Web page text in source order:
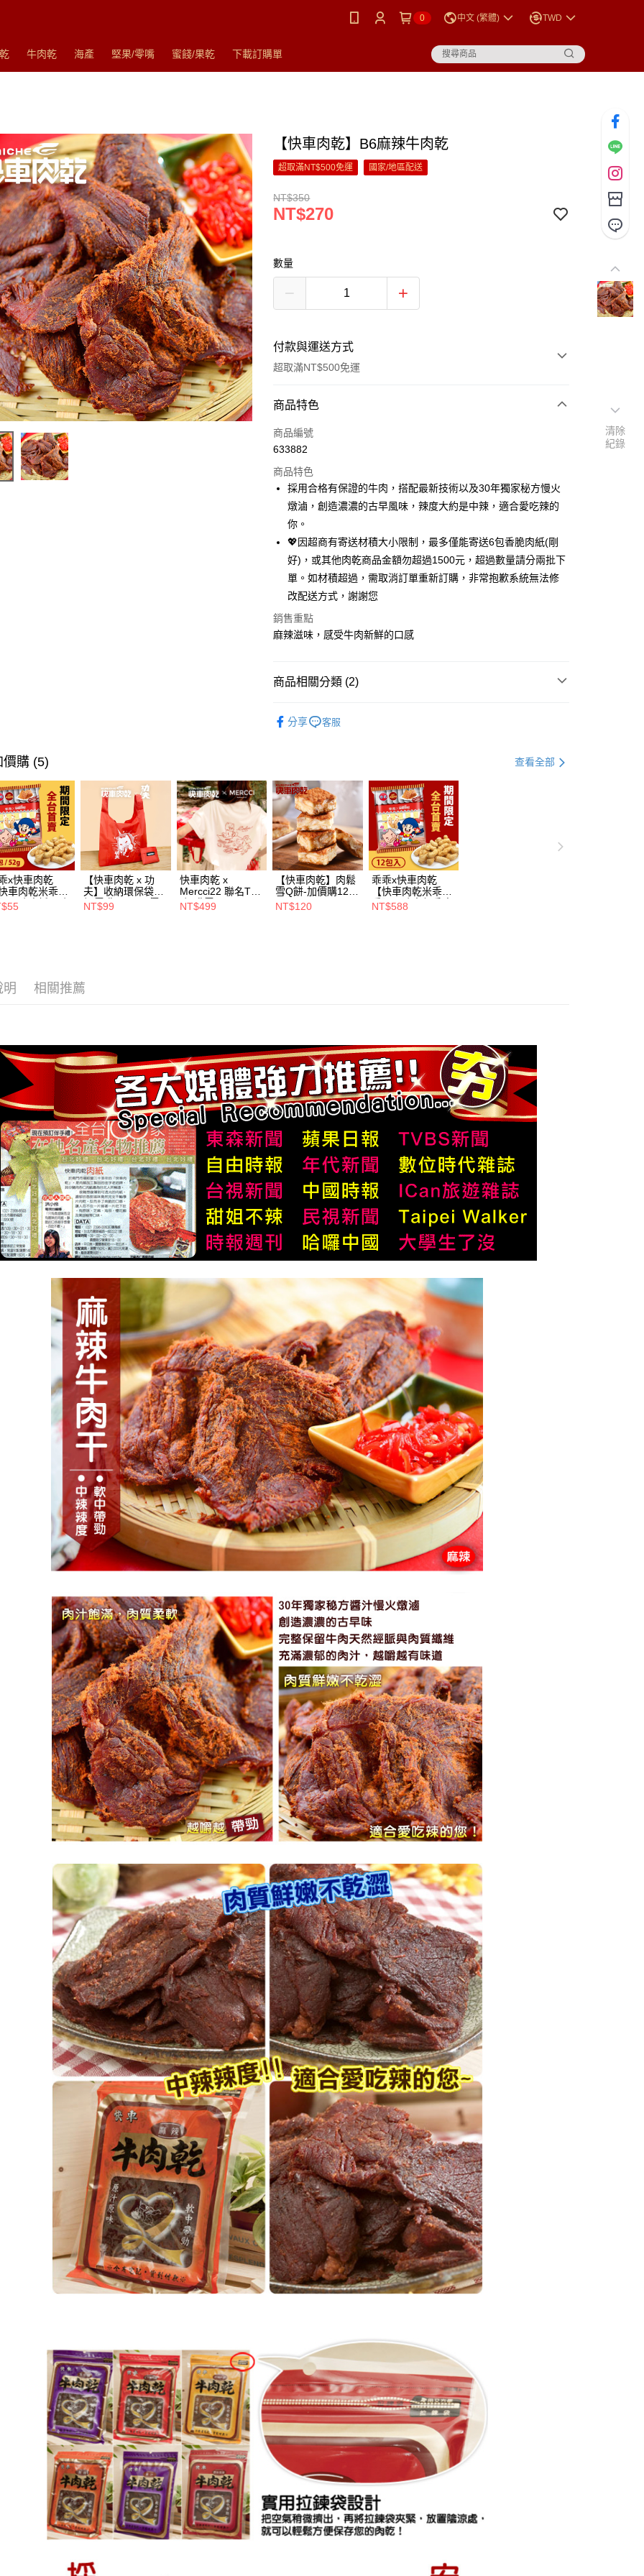
0 中文 (繁體) TWD
牛肉乾 海產 堅果/零嘴 蜜餞/果乾 下載訂購單
【快車肉乾】B6麻辣牛肉乾
超取滿NT$500免運 國家/地區配送
NT$350
NT$270
數量
付款與運送方式
超取滿NT$500免運
付款方式
信用卡一次付款
LINE Pay
Apple Pay
街口支付
悠遊付
Google Pay
全盈+PAY
AFTEE先享後付
【關於「AFTEE先享後付」】
AFTEE先享後付是「在收到商品之後才付款」的支付方式。 讓您購物簡單
２．便利：只要手機號碼，簡訊認證，即可結帳。
付」結帳頁面，進行簡訊認證並確認金額後，即可完成結帳。
２．訂單成立數日內，您將收到繳費通知簡訊。
３．收到繳費通知簡訊後14天內，點擊此簡訊中的連結，可透過四大超商
／ATM／網路銀行／等多元方式進行付款，方視為交易完成。
※ 請注意：結帳手續完成當下不需立刻繳費，但若您需要取消訂單，請聯
絡購買商品的店家。未經商家同意取消之訂單仍視為有效，需透過AFTEE
先享後付繳納相關費用。
※ 交易是否成功請以「AFTEE先享後付 」之結帳頁面顯示為準，若有關於
是否繳費成功／繳費後需取消欲退款等相關疑問，請聯繫「AFTEE先享後
付客戶支援中心」
https://netprotections.freshdesk.com/support/home
４．使用「AFTEE先享後付」時，將依據個別帳號之用戶狀況，依本公司
即時審查核予不同之上限額度；若仍有額度不足之情形，本公司將視審查
結果請求用戶進行身份認證。
５．嚴禁一人註冊多個帳號或使用他人資訊註冊。若發現惡意使用之情
形，恩沛科技股份有限公司將有權停止該用戶之使用額度並採取法律行
動。
ATM付款
運送方式
付款後全家取貨
每筆NT$70，滿NT$500(含以上)免運費
萊爾富取貨
每筆NT$70，滿NT$800(含以上)免運費
付款後萊爾富取貨
每筆NT$200，滿NT$3,000(含以上)免運費
離島宅配
每筆NT$350，滿NT$4,000(含以上)免運費
多5KG
商品特色
商品編號
633882
商品特色
採用合格有保證的牛肉，搭配最新技術以及30年獨家秘方慢火
燉滷，創造濃濃的古早風味，辣度大約是中辣，適合愛吃辣的
你。
💖因超商有寄送材積大小限制，最多僅能寄送6包香脆肉紙(剛
好)，或其他肉乾商品金額勿超過1500元，超過數量請分兩批下
單。如材積超過，需取消訂單重新訂購，非常抱歉系統無法修
改配送方式，謝謝您
銷售重點
麻辣滋味，感受牛肉新鮮的口感
商品相關分類 (2)
分享 客服
價購 (5) 查看全部
x快車肉乾
車肉乾米乖
原味脆紙口味-
界雙霸王首度
【快車肉乾 x 功
夫】收納環保袋🧨
加價購99元(原價
199元)
NT$99
快車肉乾 x
Mercci22 聯名T恤
*加購價499元
NT$499
【快車肉乾】肉鬆
雪Q餅-加價購120
元
NT$120
乖乖x快車肉乾
【快車肉乾米乖
乖】原味杏仁香脆
肉紙口味 - 零嘴界
NT$588
明 相關推薦
清除
紀錄